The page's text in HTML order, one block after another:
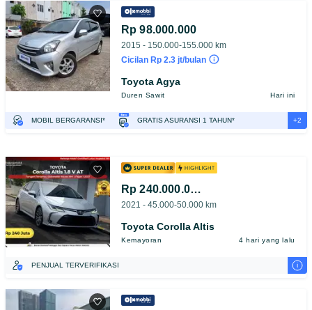
Rp 98.000.000
2015 - 150.000-155.000 km
Cicilan Rp 2.3 jt/bulan
Toyota Agya
Duren Sawit Hari ini
MOBIL BERGARANSI* GRATIS ASURANSI 1 TAHUN* +2
Rp 240.000.000
2021 - 45.000-50.000 km
Toyota Corolla Altis
Kemayoran 4 hari yang lalu
PENJUAL TERVERIFIKASI i